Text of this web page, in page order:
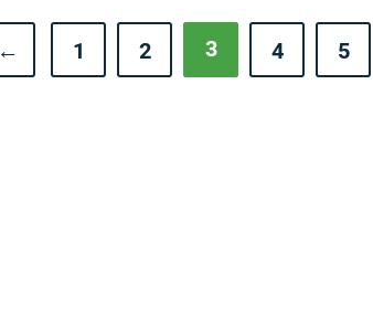
← 1 2 3 4 5